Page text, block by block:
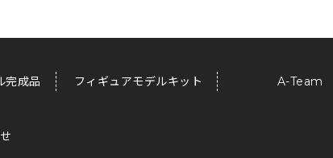
完成品 フィギュアモデルキット A-Team